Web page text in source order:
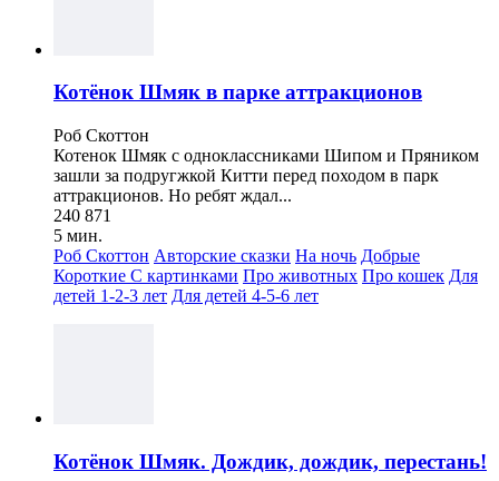
Котёнок Шмяк в парке аттракционов
Роб Скоттон
Котенок Шмяк с одноклассниками Шипом и Пряником
зашли за подругжкой Китти перед походом в парк
аттракционов. Но ребят ждал...
240 871
5 мин.
Роб Скоттон Авторские сказки На ночь Добрые
Короткие С картинками Про животных Про кошек Для
детей 1-2-3 лет Для детей 4-5-6 лет
Котёнок Шмяк. Дождик, дождик, перестань!